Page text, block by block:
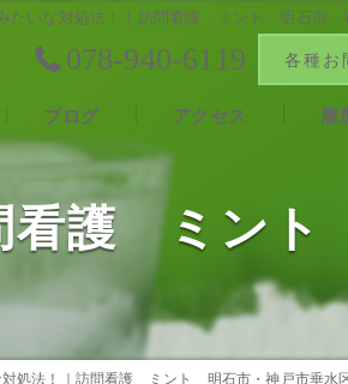
たいな対処法！｜訪問看護 ミント 明石市・
078-940-6119 各種お
ブログ アクセス 履
看護 ミン
対処法！｜訪問看護 ミント 明石市・神戸市垂水